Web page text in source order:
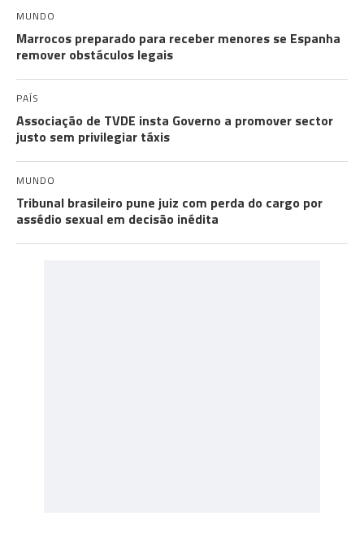
MUNDO
Marrocos preparado para receber menores se Espanha
remover obstáculos legais
PAÍS
Associação de TVDE insta Governo a promover sector
justo sem privilegiar táxis
MUNDO
Tribunal brasileiro pune juiz com perda do cargo por
assédio sexual em decisão inédita